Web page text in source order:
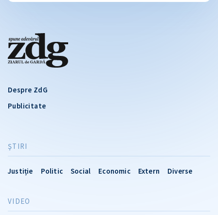
Despre ZdG
Publicitate
ŞTIRI
Justiție Politic Social Economic Extern Diverse
VIDEO